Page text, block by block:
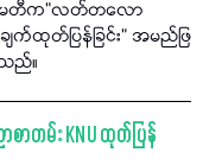
ာ်မတီက"လတ်တလော
ထုတ်ပြန်ခြင်း" အမည်ဖြ
ည်။
စာတမ်း KNU ထုတ်ပြန်